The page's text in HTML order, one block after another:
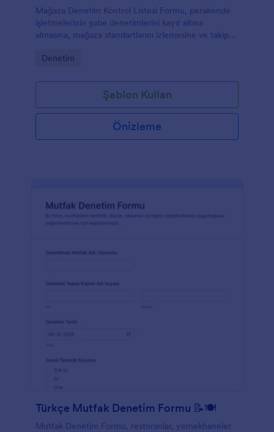
Mağaza Denetim Kontrol Listesi Formu, perakende
işletmelerinin şube denetimlerini kayıt altına
almasına, mağaza standartlarını izlemesine ve takip
Go to Category:
Denetim
Şablon Kullan
Önizleme
Türkçe Mutfak Denetim Formu 📝🍽️
Mutfak Denetim Formu, restoranlar, yemekhaneler